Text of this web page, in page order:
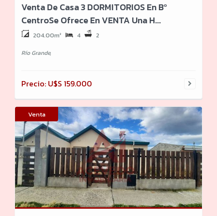
Venta De Casa 3 DORMITORIOS En Bº
CentroSe Ofrece En VENTA Una H...
204.00m² 4 2
Río Grande,
Precio: U$S 159.000
Venta